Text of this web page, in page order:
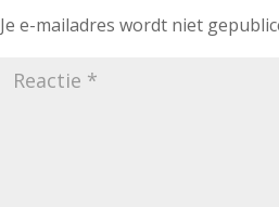
Je e-mailadres wordt niet